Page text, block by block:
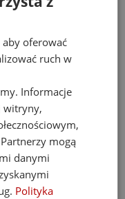
w
są projektowane z
dla
Zestaw pacynek
dla dziecka–
jako dodatek do
całą rodzinę!
niezapomniane
pacynek B.toys już
oferować
ruch w
Informacje
witryny,
mogą
danymi
Polityka